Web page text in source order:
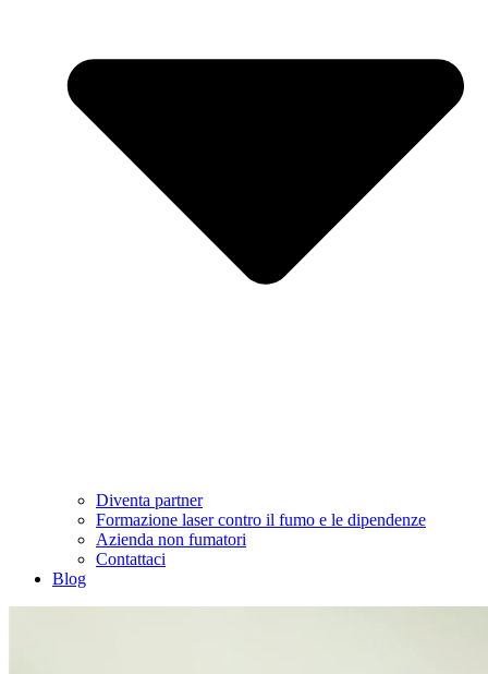
Diventa partner
Formazione laser contro il fumo e le dipendenze
Azienda non fumatori
Contattaci
Blog